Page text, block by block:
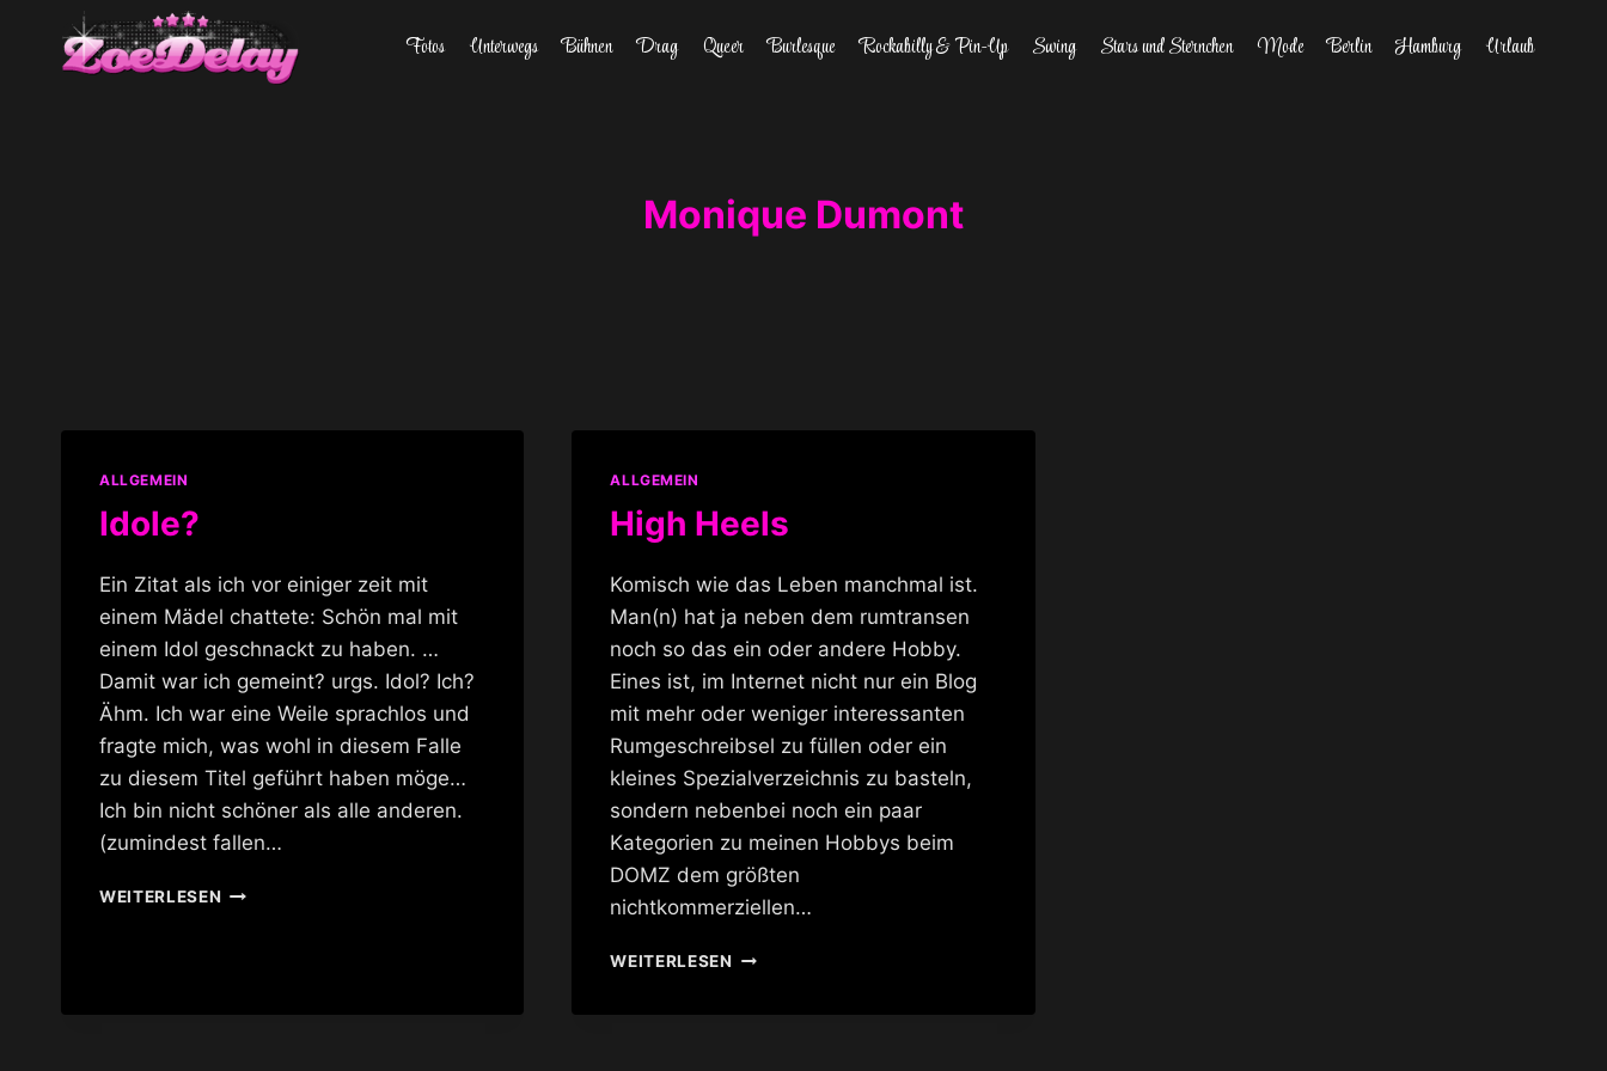
springen
Fotos Unterwegs Bühnen Drag Queer Burlesque Rockabilly & Pin-Up Swing Stars und Sternchen Mode Berlin Hamburg Urlaub
Monique Dumont
ALLGEMEIN
Idole?
Ein Zitat als ich vor einiger zeit mit
einem Mädel chattete: Schön mal mit
einem Idol geschnackt zu haben. …
Damit war ich gemeint? urgs. Idol? Ich?
Ähm. Ich war eine Weile sprachlos und
fragte mich, was wohl in diesem Falle
zu diesem Titel geführt haben möge…
Ich bin nicht schöner als alle anderen.
(zumindest fallen…
WEITERLESENIDOLE?
ALLGEMEIN
High Heels
Komisch wie das Leben manchmal ist.
Man(n) hat ja neben dem rumtransen
noch so das ein oder andere Hobby.
Eines ist, im Internet nicht nur ein Blog
mit mehr oder weniger interessanten
Rumgeschreibsel zu füllen oder ein
kleines Spezialverzeichnis zu basteln,
sondern nebenbei noch ein paar
Kategorien zu meinen Hobbys beim
DOMZ dem größten
nichtkommerziellen…
WEITERLESENHIGH